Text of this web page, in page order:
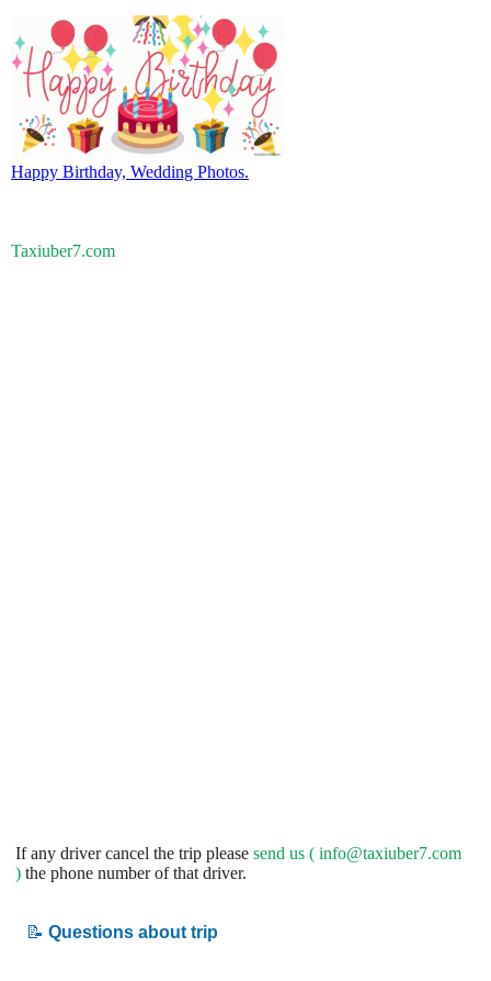
Happy Birthday, Wedding Photos.
Taxiuber7.com
If any driver cancel the trip please send us ( info@taxiuber7.com
) the phone number of that driver.
📝 Questions about trip